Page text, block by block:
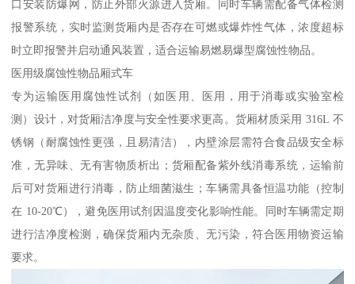
口安装防爆网，防止外部火源进入货厢。同时车辆需配备气体检测
报警系统，实时监测货厢内是否存在可燃或爆炸性气体，浓度超标
时立即报警并启动通风装置，适合运输易燃易爆型腐蚀性物品。​
医用级腐蚀性物品厢式车​
专为运输医用腐蚀性试剂（如医用、医用，用于消毒或实验室检
测）设计，对货厢洁净度与安全性要求更高。货厢材质采用 316L 不
锈钢（耐腐蚀性更强，且易清洁），内壁涂层需符合食品级安全标
准，无异味、无有害物质析出；货厢配备紫外线消毒系统，运输前
后可对货厢进行消毒，防止细菌滋生；车辆需具备恒温功能（控制
在 10-20℃），避免医用试剂因温度变化影响性能。同时车辆需定期
进行洁净度检测，确保货厢内无杂质、无污染，符合医用物资运输
要求。​